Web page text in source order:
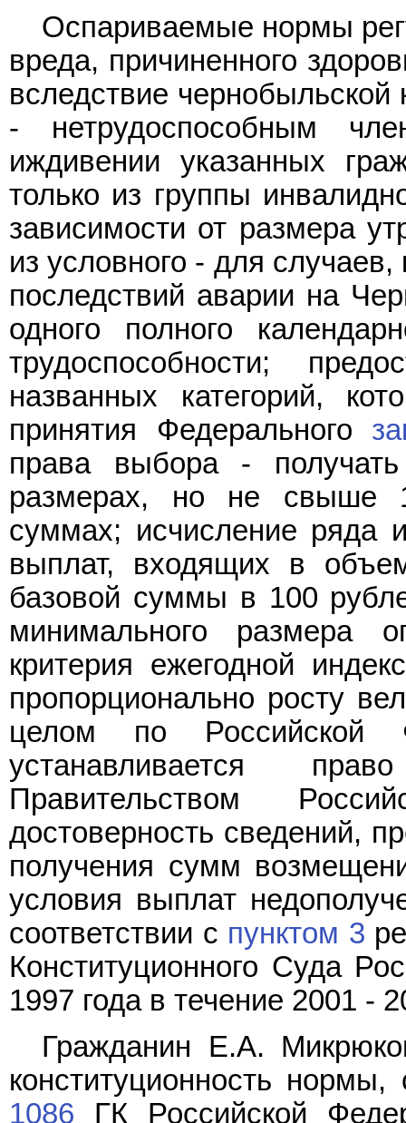
Оспариваемые нормы
вреда, причиненного
вследствие
- нетрудоспособным
иждивении указанных
только из группы
зависимости от размера
из условного - для
последствий аварии на
одного полного
трудоспособности;
названных категорий,
принятия Федерального
права выбора -
размерах, но не свыше
суммах; исчисление ряда
выплат, входящих в
базовой суммы в 100
минимального размера
критерия ежегодной
пропорционально росту
целом по Российской
устанавливается
Правительством
достоверность сведений,
получения сумм
условия выплат
соответствии с пунктом 3
Конституционного Суда
1997 года в течение 2001 -
Гражданин Е.А.
конституционность
1086 ГК Российской